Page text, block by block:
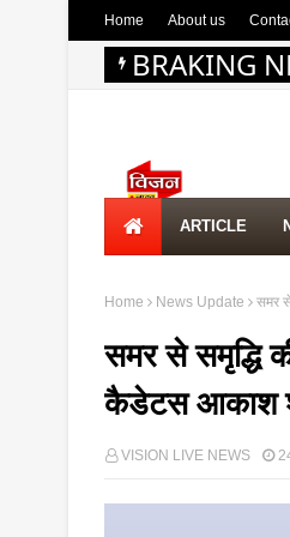
Home About us
BRAKING
ARTICLE
Home News Update समर
समर से समृद्धि
कैडेटस आकाश
VISION LIVE NEWS